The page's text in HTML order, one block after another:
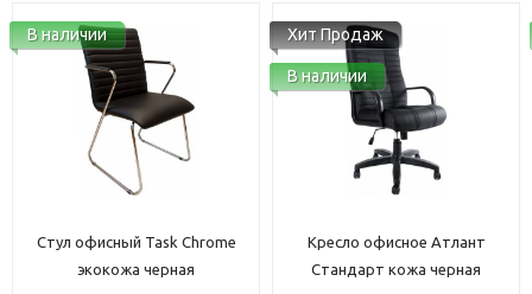
Хит Продаж
В наличии
Кресло офисное Атлант
Стандарт кожа черная
В наличии
Кресло офисное
PL кожзам